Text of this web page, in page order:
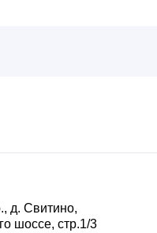
д. Свитино,
шоссе, стр.1/3